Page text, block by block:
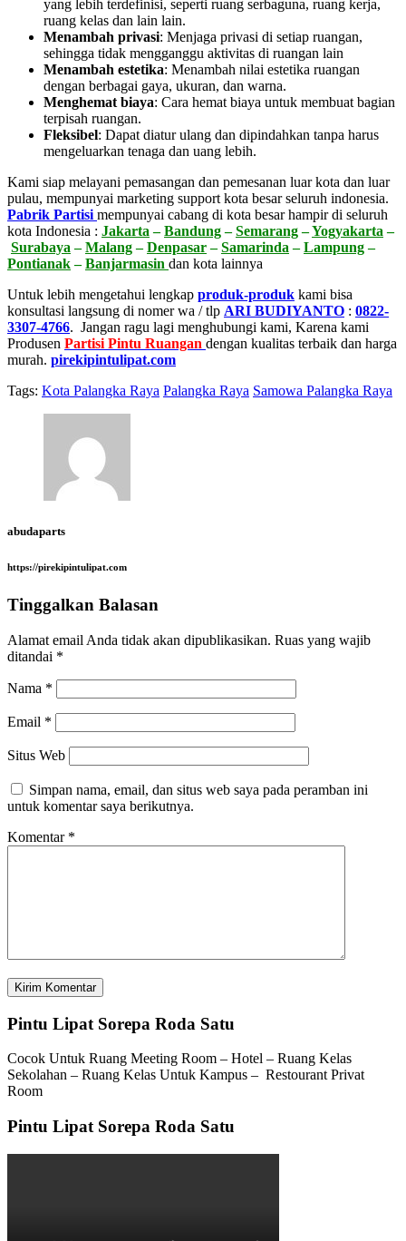
yang lebih terdefinisi, seperti ruang serbaguna, ruang kerja,
ruang kelas dan lain lain.
Menambah privasi: Menjaga privasi di setiap ruangan,
sehingga tidak mengganggu aktivitas di ruangan lain
Menambah estetika: Menambah nilai estetika ruangan
dengan berbagai gaya, ukuran, dan warna.
Menghemat biaya: Cara hemat biaya untuk membuat bagian
terpisah ruangan.
Fleksibel: Dapat diatur ulang dan dipindahkan tanpa harus
mengeluarkan tenaga dan uang lebih.
Kami siap melayani pemasangan dan pemesanan luar kota dan luar
pulau, mempunyai marketing support kota besar seluruh indonesia.
Pabrik Partisi mempunyai cabang di kota besar hampir di seluruh
kota Indonesia : Jakarta –Bandung–Semarang–Yogyakarta –
Surabaya –Malang–Denpasar–Samarinda –Lampung–
Pontianak–Banjarmasin dan kota lainnya
Untuk lebih mengetahui lengkap produk-produk kami bisa
konsultasi langsung di nomer wa / tlp ARI BUDIYANTO : 0822-
3307-4766. Jangan ragu lagi menghubungi kami, Karena kami
Produsen Partisi Pintu Ruangan dengan kualitas terbaik dan harga
murah. pirekipintulipat.com
Tags: Kota Palangka Raya Palangka Raya Samowa Palangka Raya
abudaparts
https://pirekipintulipat.com
Tinggalkan Balasan
Alamat email Anda tidak akan dipublikasikan. Ruas yang wajib
ditandai *
Nama *
Email *
Situs Web
Simpan nama, email, dan situs web saya pada peramban ini
untuk komentar saya berikutnya.
Komentar *
Pintu Lipat Sorepa Roda Satu
Cocok Untuk Ruang Meeting Room – Hotel – Ruang Kelas
Sekolahan – Ruang Kelas Untuk Kampus – Restourant Privat
Room
Pintu Lipat Sorepa Roda Satu